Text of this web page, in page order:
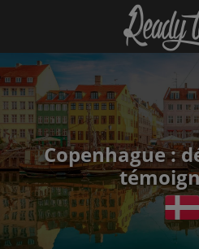
Copenhague :